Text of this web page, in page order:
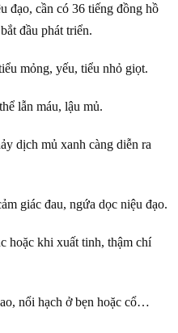
đạo, cần có 36 tiếng đồng hồ
đầu phát triển.
mỏng, yếu, tiểu nhỏ giọt.
lẫn máu, lậu mủ.
dịch mủ xanh càng diễn ra
giác đau, ngứa dọc niệu đạo.
hoặc khi xuất tinh, thậm chí
nổi hạch ở bẹn hoặc cổ…